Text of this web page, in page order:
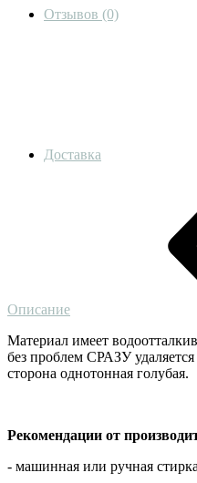
Отзывов (0)
Доставка
Описание
Материал имеет
без проблем СРАЗУ
сторона однотонная голубая.
Рекомендации от
- машинная или ручная